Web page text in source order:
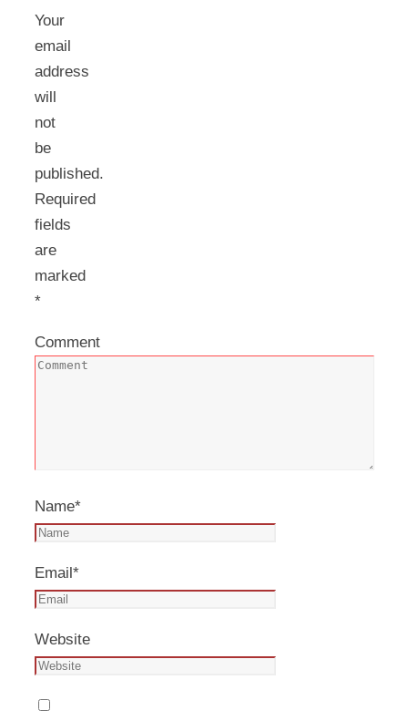
Your
email
address
will
not
be
published.
Required
fields
are
marked
*
Comment
Name*
Email*
Website